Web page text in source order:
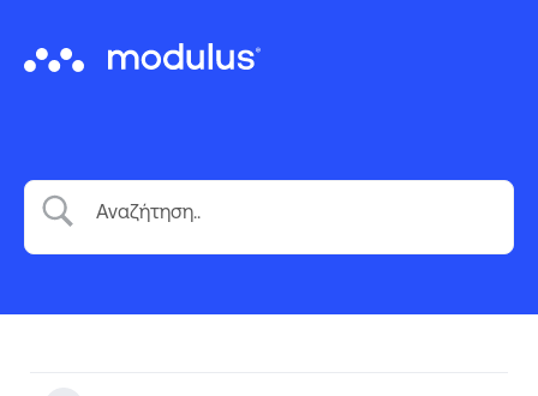
Cloud Τηλεφωνικό Κέντρο
Messaging Platform